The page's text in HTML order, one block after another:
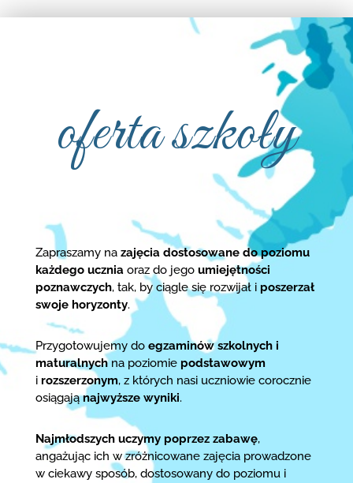
oferta szkoły
Zapraszamy nazajęcia dostosowane do poziomu
każdego ucznia oraz do jego umiejętności
poznawczych, tak, by ciągle się rozwijał i poszerzał
swoje horyzonty.
Przygotowujemy do egzaminów szkolnych i
maturalnychna poziomie podstawowym
i rozszerzonym, z których nasi uczniowie corocznie
osiągająnajwyższe wyniki.
Najmłodszych uczymy poprzez zabawę,
angażując ich w zróżnicowane zajęcia prowadzone
w ciekawy sposób, dostosowany do poziomu i